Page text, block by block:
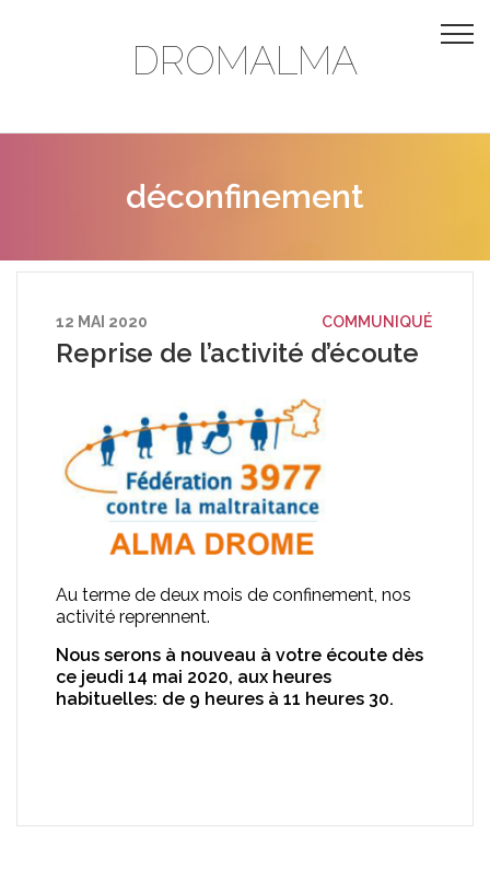
DROMALMA
déconfinement
12 MAI 2020 COMMUNIQUÉ
Reprise de l’activité d’écoute
Au terme de deux mois de confinement, nos
activité reprennent.
Nous serons à nouveau à votre écoute dès
ce jeudi 14 mai 2020, aux heures
habituelles: de 9 heures à 11 heures 30.